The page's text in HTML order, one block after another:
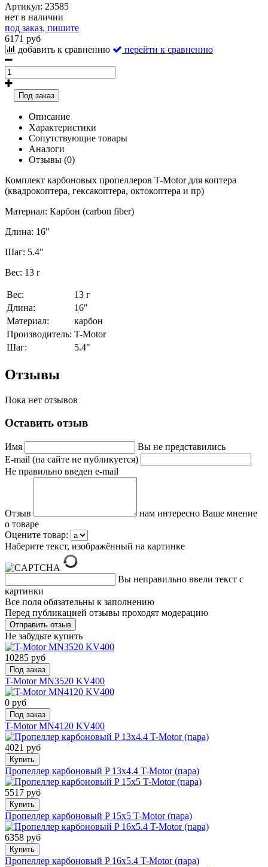
Артикул: 23585
нет в наличии
под заказ, пишите
6171 руб
добавить к сравнению
перейти к сравнению
Под заказ
Описание
Характеристики
Сопутствующие товары
Аналоги
Отзывы (0)
Комплект карбоновых пропеллеров T-Motor для коптера
(квадрокоптера, гексакоптера, октокоптера и пр)
Материал: Карбон (carbon fiber)
Длина: 16"
Шаг: 5.4"
Вес: 13 г
Вес:
13 г
Длина:
16"
Материал:
карбон
Производитель: T-Motor
Шаг:
5.4"
Отзывы
Пока нет отзывов
Оставить отзыв
Имя
Вы не представились
E-mail (на сайте не публикуется)
Не правильно введен e-mail
Отзыв
нам интересно Ваше мнение
о товаре
Оцените товар:
Наберите текст, изображённый на картинке
Вы неправильно ввели текст с
картинки
Все поля обязательны к заполнению
Перед публикацией отзывы проходят модерацию
Не забудьте купить
10285 руб
Под заказ
T-Motor MN3520 KV400
0 руб
Под заказ
T-Motor MN4120 KV400
4021 руб
Купить
Пропеллер карбоновый P 13x4.4 T-Motor (пара)
5517 руб
Купить
Пропеллер карбоновый P 15x5 T-Motor (пара)
6358 руб
Купить
Пропеллер карбоновый P 16x5.4 T-Motor (пара)